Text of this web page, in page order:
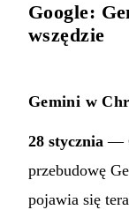
Google:
wszędzie
Gemini w
28 stycznia —
przebudowę
pojawia się